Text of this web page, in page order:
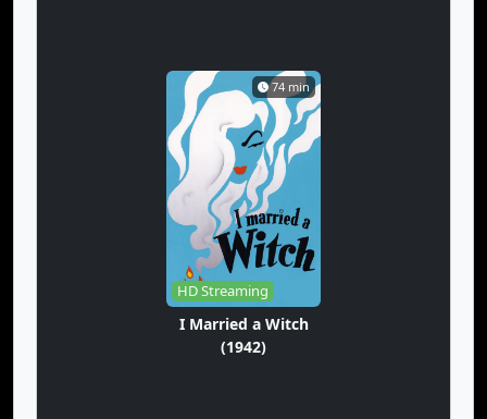
74 min
HD Streaming
I Married a Witch
(1942)